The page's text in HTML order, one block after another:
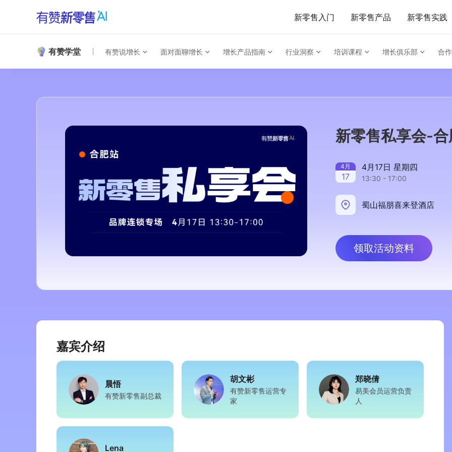
新零售入门 新零售产品 新零售实践
有赞学堂 有赞说增长 面对面聊增长 增长产品指南 行业洞察 培训课程 增长俱乐部 合
新零售私享会-
4 月
17
4月17日 星期四
13:30 - 17:00
蜀山福朋喜来登酒店
领取活动资料
嘉宾介绍
晨悟
有赞新零售副总裁
胡文彬
有赞新零售运营专
家
郑晓倩
易美会员运营负责
人
Lena